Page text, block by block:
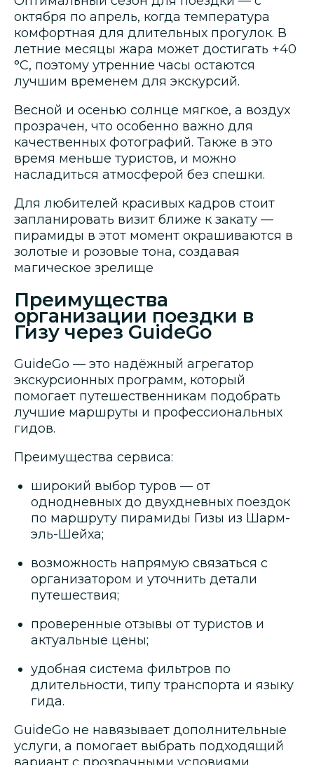
октября по апрель, когда температура
комфортная для длительных прогулок. В
летние месяцы жара может достигать +40
°C, поэтому утренние часы остаются
лучшим временем для экскурсий.
Весной и осенью солнце мягкое, а воздух
прозрачен, что особенно важно для
качественных фотографий. Также в это
время меньше туристов, и можно
насладиться атмосферой без спешки.
Для любителей красивых кадров стоит
запланировать визит ближе к закату —
пирамиды в этот момент окрашиваются в
золотые и розовые тона, создавая
магическое зрелище
Преимущества
организации поездки в
Гизу через GuideGo
GuideGo — это надёжный агрегатор
экскурсионных программ, который
помогает путешественникам подобрать
лучшие маршруты и профессиональных
гидов.
Преимущества сервиса:
широкий выбор туров — от
однодневных до двухдневных поездок
по маршруту пирамиды Гизы из Шарм-
эль-Шейха;
возможность напрямую связаться с
организатором и уточнить детали
путешествия;
проверенные отзывы от туристов и
актуальные цены;
удобная система фильтров по
длительности, типу транспорта и языку
гида.
GuideGo не навязывает дополнительные
услуги, а помогает выбрать подходящий